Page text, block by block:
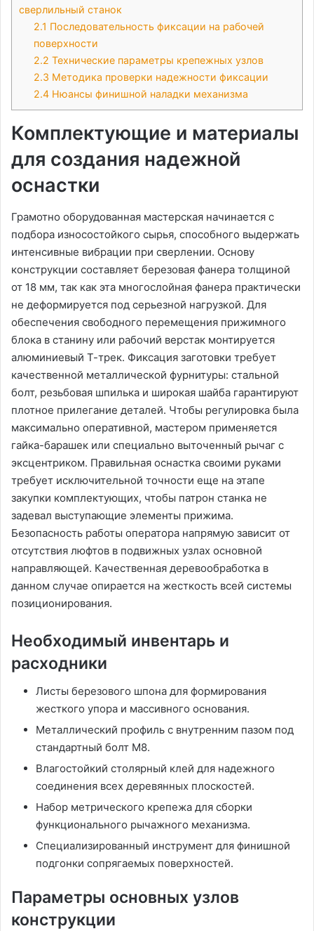
сверлильный станок
2.1 Последовательность фиксации на рабочей
поверхности
2.2 Технические параметры крепежных узлов
2.3 Методика проверки надежности фиксации
2.4 Нюансы финишной наладки механизма
Комплектующие и материалы
для создания надежной
оснастки
Грамотно оборудованная мастерская начинается с
подбора износостойкого сырья, способного выдержать
интенсивные вибрации при сверлении. Основу
конструкции составляет березовая фанера толщиной
от 18 мм, так как эта многослойная фанера практически
не деформируется под серьезной нагрузкой. Для
обеспечения свободного перемещения прижимного
блока в станину или рабочий верстак монтируется
алюминиевый Т-трек. Фиксация заготовки требует
качественной металлической фурнитуры: стальной
болт, резьбовая шпилька и широкая шайба гарантируют
плотное прилегание деталей. Чтобы регулировка была
максимально оперативной, мастером применяется
гайка-барашек или специально выточенный рычаг с
эксцентриком. Правильная оснастка своими руками
требует исключительной точности еще на этапе
закупки комплектующих, чтобы патрон станка не
задевал выступающие элементы прижима.
Безопасность работы оператора напрямую зависит от
отсутствия люфтов в подвижных узлах основной
направляющей. Качественная деревообработка в
данном случае опирается на жесткость всей системы
позиционирования.
Необходимый инвентарь и
расходники
Листы березового шпона для формирования
жесткого упора и массивного основания.
Металлический профиль с внутренним пазом под
стандартный болт М8.
Влагостойкий столярный клей для надежного
соединения всех деревянных плоскостей.
Набор метрического крепежа для сборки
функционального рычажного механизма.
Специализированный инструмент для финишной
подгонки сопрягаемых поверхностей.
Параметры основных узлов
конструкции